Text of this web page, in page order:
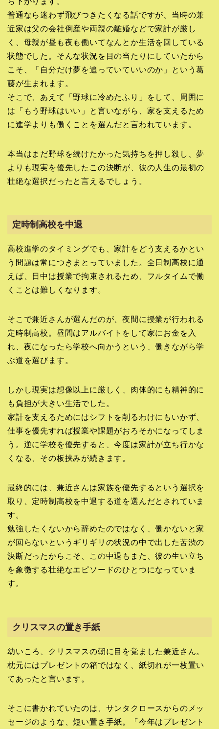
普通なら迷わず飛びつきたくなる話ですが、当時の兼
近家は父の会社倒産や両親の離婚などで家計が厳し
く、母親が昼も夜も働いてなんとか生活を回している
状態でした。そんな状況を目の当たりにしていたから
こそ、「自分だけ夢を追っていていいのか」という葛
藤が生まれます。
そこで、あえて「野球に冷めたふり」をして、周囲に
は「もう野球はいい」と言いながら、家を支えるため
に進学よりも働くことを選んだと言われています。
本当はまだ野球を続けたかった気持ちを押し殺し、夢
よりも現実を優先したこの決断が、彼の人生の最初の
壮絶な選択だったと言えるでしょう。
定時制高校を中退
高校進学のタイミングでも、家計をどう支えるかとい
う問題は常につきまとっていました。全日制高校に通
えば、日中は授業で拘束されるため、フルタイムで働
くことは難しくなります。
そこで兼近さんが選んだのが、夜間に授業が行われる
定時制高校。昼間はアルバイトをして家にお金を入
れ、夜になったら学校へ向かうという、働きながら学
ぶ道を選びます。
しかし現実は想像以上に厳しく、肉体的にも精神的に
も負担が大きい生活でした。
家計を支えるためにはシフトを削るわけにもいかず、
仕事を優先すれば授業や課題がおろそかになってしま
う。逆に学校を優先すると、今度は家計が立ち行かな
くなる、その板挟みが続きます。
最終的には、兼近さんは家族を優先するという選択を
取り、定時制高校を中退する道を選んだとされていま
す。
勉強したくないから辞めたのではなく、働かないと家
が回らないというギリギリの状況の中で出した苦渋の
決断だったからこそ、この中退もまた、彼の生い立ち
を象徴する壮絶なエピソードのひとつになっていま
す。
クリスマスの置き手紙
幼いころ、クリスマスの朝に目を覚ました兼近さん。
枕元にはプレゼントの箱ではなく、紙切れが一枚置い
てあったと言います。
そこに書かれていたのは、サンタクロースからのメッ
セージのような、短い置き手紙。「今年はプレゼント